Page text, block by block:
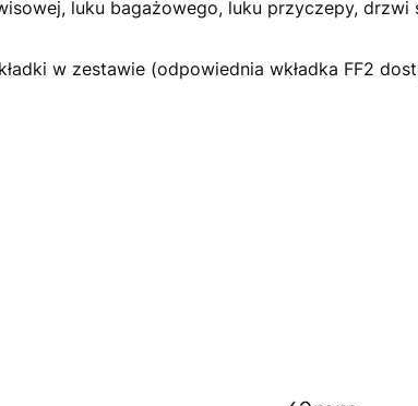
luku bagażowego, luku przyczepy,
w zestawie (odpowiednia wkładka FF2